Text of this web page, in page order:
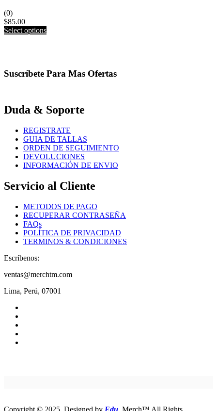
(0)
$85.00
Select optionsThis
The
chosen
the
product
page
Suscríbete Para Mas Ofertas
Duda & Soporte
REGISTRATE
GUIA DE TALLAS
ORDEN DE SEGUIMIENTO
DEVOLUCIONES
INFORMACIÓN DE ENVIO
Servicio al Cliente
METODOS DE PAGO
RECUPERAR CONTRASEÑA
FAQs
POLÍTICA DE PRIVACIDAD
TERMINOS & CONDICIONES
Escríbenos:
ventas@merchtm.com
Lima, Perú, 07001
Copyright © 2025. Designed by Edu . Merch™ All Rights